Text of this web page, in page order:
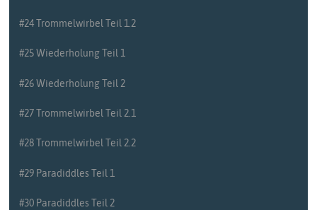
#24 Trommelwirbel Teil 1.2
#25 Wiederholung Teil 1
#26 Wiederholung Teil 2
#27 Trommelwirbel Teil 2.1
#28 Trommelwirbel Teil 2.2
#29 Paradiddles Teil 1
#30 Paradiddles Teil 2